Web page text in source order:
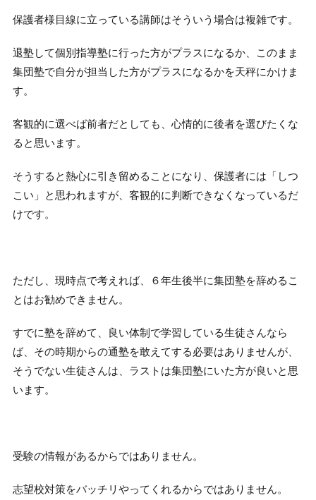
保護者様目線に立っている講師はそういう場合は複雑です。
退塾して個別指導塾に行った方がプラスになるか、このまま
集団塾で自分が担当した方がプラスになるかを天秤にかけま
す。
客観的に選べば前者だとしても、心情的に後者を選びたくな
ると思います。
そうすると熱心に引き留めることになり、保護者には「しつ
こい」と思われますが、客観的に判断できなくなっているだ
けです。
ただし、現時点で考えれば、６年生後半に集団塾を辞めるこ
とはお勧めできません。
すでに塾を辞めて、良い体制で学習している生徒さんなら
ば、その時期からの通塾を敢えてする必要はありませんが、
そうでない生徒さんは、ラストは集団塾にいた方が良いと思
います。
受験の情報があるからではありません。
志望校対策をバッチリやってくれるからではありません。